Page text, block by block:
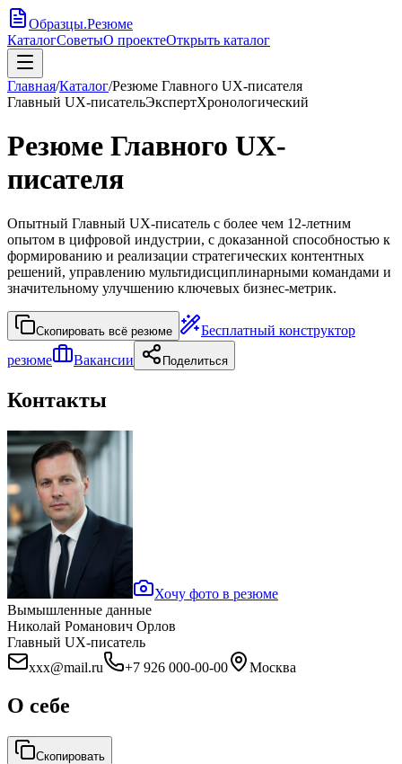
Образцы.Резюме
КаталогСоветыО проектеОткрыть каталог
Главная/Каталог/Резюме Главного UX-писателя
Главный UX-писательЭкспертХронологический
Резюме Главного UX-
писателя
Опытный Главный UX-писатель с более чем 12-летним
опытом в цифровой индустрии, с доказанной способностью к
формированию и реализации стратегических контентных
решений, управлению мультидисциплинарными командами и
значительному улучшению ключевых бизнес-метрик.
Скопировать всё резюме
Бесплатный конструктор
резюме
Вакансии Поделиться
Контакты
Хочу фото в резюме
Вымышленные данные
Николай Романович Орлов
Главный UX-писатель
xxx@mail.ru
+7 926 000-00-00 Москва
О себе
Скопировать